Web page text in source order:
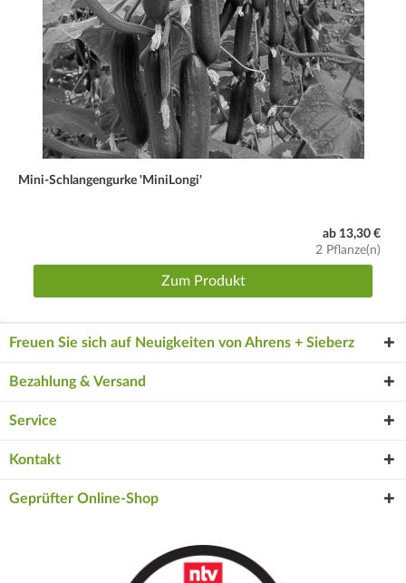
Mini-Schlangengurke 'MiniLongi'
ab 13,30 €
2 Pflanze(n)
Zum Produkt
Freuen Sie sich auf Neuigkeiten von Ahrens + Sieberz
Bezahlung & Versand
Service
Kontakt
Geprüfter Online-Shop